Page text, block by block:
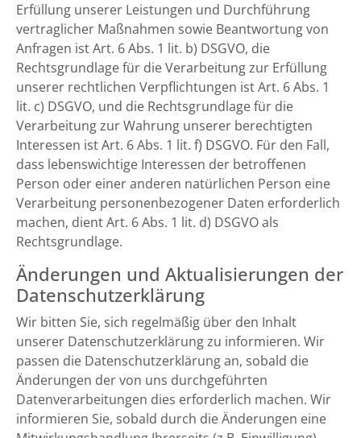
Erfüllung unserer Leistungen und Durchführung
vertraglicher Maßnahmen sowie Beantwortung von
Anfragen ist Art. 6 Abs. 1 lit. b) DSGVO, die
Rechtsgrundlage für die Verarbeitung zur Erfüllung
unserer rechtlichen Verpflichtungen ist Art. 6 Abs. 1
lit. c) DSGVO, und die Rechtsgrundlage für die
Verarbeitung zur Wahrung unserer berechtigten
Interessen ist Art. 6 Abs. 1 lit. f) DSGVO. Für den Fall,
dass lebenswichtige Interessen der betroffenen
Person oder einer anderen natürlichen Person eine
Verarbeitung personenbezogener Daten erforderlich
machen, dient Art. 6 Abs. 1 lit. d) DSGVO als
Rechtsgrundlage.
Änderungen und Aktualisierungen der
Datenschutzerklärung
Wir bitten Sie, sich regelmäßig über den Inhalt
unserer Datenschutzerklärung zu informieren. Wir
passen die Datenschutzerklärung an, sobald die
Änderungen der von uns durchgeführten
Datenverarbeitungen dies erforderlich machen. Wir
informieren Sie, sobald durch die Änderungen eine